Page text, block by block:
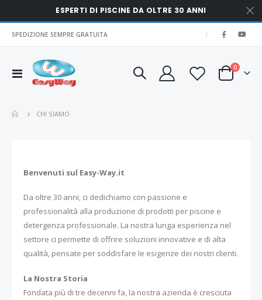
ESPERTI DI PISCINE DA OLTRE 30 ANNI
SPEDIZIONE SEMPRE GRATUITA |
Toggle
Nav
Cart
0elementi
CHI SIAMO
Benvenuti sul Easy-Way.it
Da oltre 30 anni, ci dedichiamo con passione e
professionalità alla produzione di prodotti per piscine e
detergenza professionale. La nostra lunga esperienza nel
settore ci permette di offrire soluzioni innovative e di alta
qualità, pensate per soddisfare le esigenze dei nostri clienti.
La Nostra Storia
Fondata più di tre decenni fa, la nostra azienda è cresciuta